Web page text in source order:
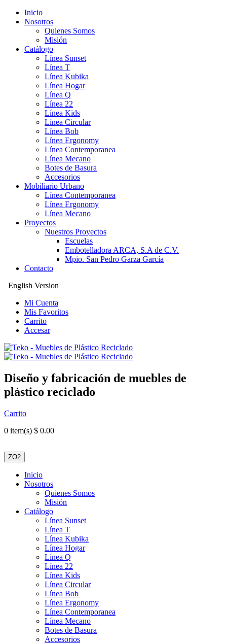
Inicio
Nosotros
Quienes Somos
Misión
Catálogo
Línea Sunset
Línea T
Línea Kubika
Línea Hogar
Línea Q
Línea 22
Línea Kids
Línea Circular
Línea Bob
Línea Ergonomy
Línea Contemporanea
Línea Mecano
Botes de Basura
Accesorios
Mobiliario Urbano
Línea Contemporanea
Línea Ergonomy
Línea Mecano
Proyectos
Nuestros Proyectos
Escuelas
Embotelladora ARCA, S.A de C.V.
Mpio. San Pedro Garza García
Contacto
English Version
Mi Cuenta
Mis Favoritos
Carrito
Accesar
Diseño y fabricación de muebles de
plástico reciclado
Carrito
0 item(s) $ 0.00
ZO2
Inicio
Nosotros
Quienes Somos
Misión
Catálogo
Línea Sunset
Línea T
Línea Kubika
Línea Hogar
Línea Q
Línea 22
Línea Kids
Línea Circular
Línea Bob
Línea Ergonomy
Línea Contemporanea
Línea Mecano
Botes de Basura
Accesorios